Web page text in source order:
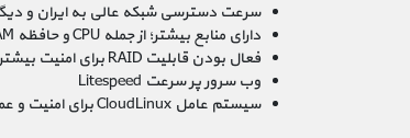
سرعت دسترسی شبکه عالی به ایران و
دارای منابع بیشتر؛ از جمله CPU و حافظه RAM
فعال بودن قابلیت RAID برای امنیت بیشتر
وب سرور پر سرعت Litespeed
سیستم عامل CloudLinux برای امنیت و عملکرد بهتر سرور